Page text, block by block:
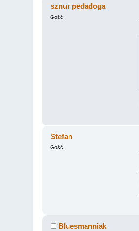
sznur pedadoga
Gość
Stefan
Gość
Bluesmanniak